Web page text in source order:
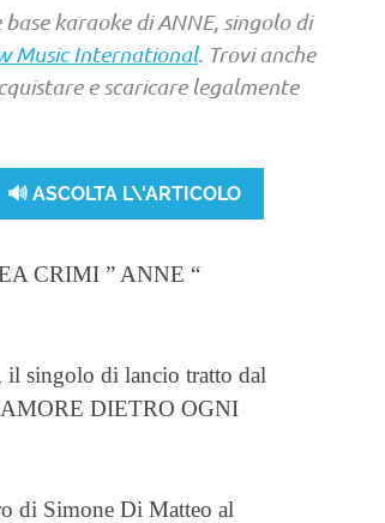
karaoke di ANNE, singolo di
Music International. Trovi anche
e scaricare legalmente
🔊 ASCOLTA L\'ARTICOLO
CRIMI ” ANNE “
singolo di lancio tratto dal
DIETRO OGNI
di Simone Di Matteo al